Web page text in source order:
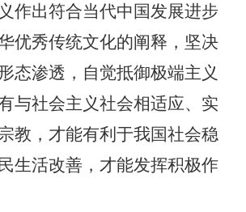
作出符合当代中国发展进步
优秀传统文化的阐释，坚决
态渗透，自觉抵御极端主义
与社会主义社会相适应、实
教，才能有利于我国社会稳
生活改善，才能发挥积极作